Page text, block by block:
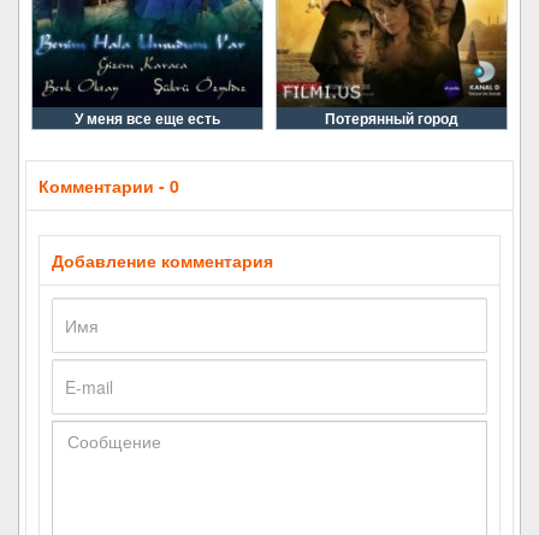
У меня все еще есть Потерянный город
Комментарии - 0
Добавление комментария